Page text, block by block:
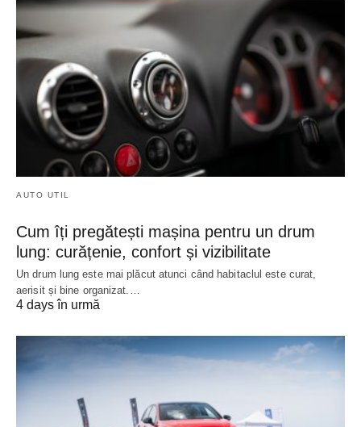
AUTO UTIL
Cum îți pregătești mașina pentru un drum
lung: curățenie, confort și vizibilitate
Un drum lung este mai plăcut atunci când habitaclul este curat,
aerisit și bine organizat.…
4 days în urmă